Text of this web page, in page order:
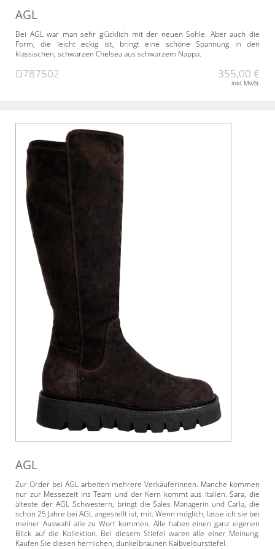
AGL
Bei AGL war man sehr glücklich mit der neuen Sohle. Aber auch die
Form, die leicht eckig ist, bringt eine schöne Spannung in den
klassischen, schwarzen Chelsea aus schwarzem Nappa.
D787502 355,00 €
inkl. MwSt.
AGL
Zur Order bei AGL arbeiten mehrere Verkäuferinnen. Manche kommen
nur zur Messezeit ins Team und der Kern kommt aus Italien. Sara, die
älteste der AGL Schwestern, bringt die Sales Managerin und Carla, die
schon 25 Jahre bei AGL angestellt ist, mit. Wenn möglich, lasse ich sie bei
meiner Auswahl alle zu Wort kommen. Alle haben einen ganz eigenen
Blick auf die Kollektion. Bei diesem Stiefel waren alle einer Meinung:
Kaufen Sie diesen herrlichen, dunkelbraunen Kalbvelourstiefel.